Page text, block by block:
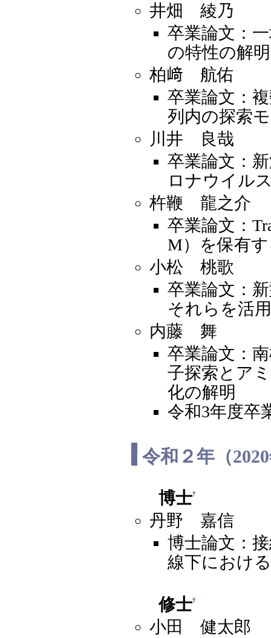
井畑 綾乃
卒業論文：
の特性の解明
柏﨑 航佑
卒業論文：
列内の探索
川井 良哉
卒業論文：
ロナウイル
杵鞭 龍之介
卒業論文：
M）を保有
小松 桃歌
卒業論文：
それらを活
内藤 舞
卒業論文：
子探索とア
化の解明
令和3年度卒
令和２年（
博士†
丹野 嘉信
博士論文：
線下におけ
修士†
小田 健太郎